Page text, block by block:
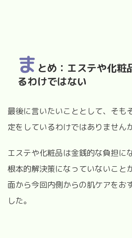
ま とめ：エステや化粧
るわけではない
最後に言いたいこととして、そも
定をしているわけではありません
エステや化粧品は金銭的な負担に
根本的解決策になっていないこと
面から今回内側からの肌ケアをお
した。